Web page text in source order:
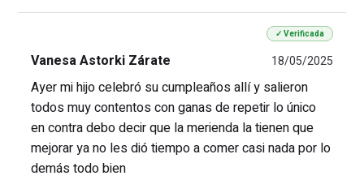
✓ Verificada
Vanesa Astorki Zárate 18/05/2025
Ayer mi hijo celebró su cumpleaños allí y salieron
todos muy contentos con ganas de repetir lo único
en contra debo decir que la merienda la tienen que
mejorar ya no les dió tiempo a comer casi nada por lo
demás todo bien